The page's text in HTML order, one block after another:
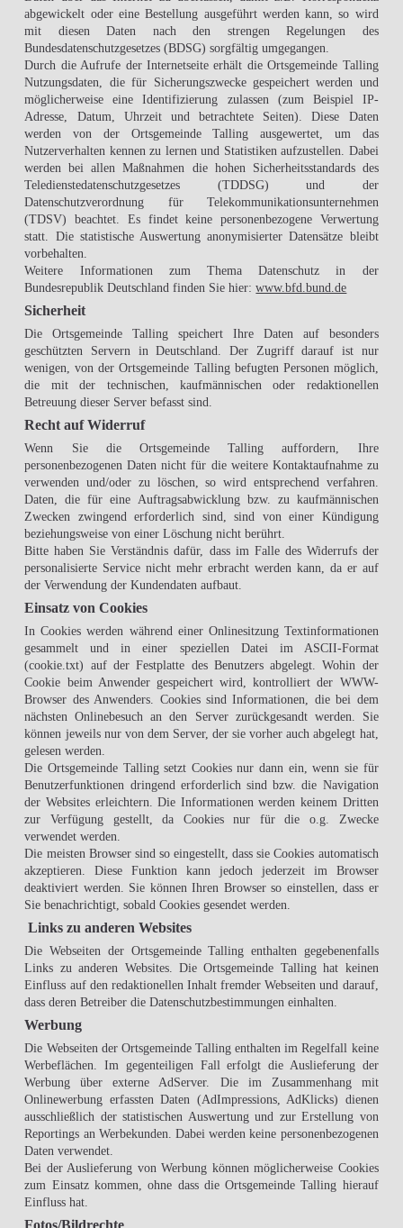
abgewickelt oder eine Bestellung ausgeführt werden kann, so wird
mit diesen Daten nach den strengen Regelungen des
Bundesdatenschutzgesetzes (BDSG) sorgfältig umgegangen.
Durch die Aufrufe der Internetseite erhält die Ortsgemeinde Talling
Nutzungsdaten, die für Sicherungszwecke gespeichert werden und
möglicherweise eine Identifizierung zulassen (zum Beispiel IP-
Adresse, Datum, Uhrzeit und betrachtete Seiten). Diese Daten
werden von der Ortsgemeinde Talling ausgewertet, um das
Nutzerverhalten kennen zu lernen und Statistiken aufzustellen. Dabei
werden bei allen Maßnahmen die hohen Sicherheitsstandards des
Teledienstedatenschutzgesetzes (TDDSG) und der
Datenschutzverordnung für Telekommunikationsunternehmen
(TDSV) beachtet. Es findet keine personenbezogene Verwertung
statt. Die statistische Auswertung anonymisierter Datensätze bleibt
vorbehalten.
Weitere Informationen zum Thema Datenschutz in der
Bundesrepublik Deutschland finden Sie hier:www.bfd.bund.de
Sicherheit
Die Ortsgemeinde Talling speichert Ihre Daten auf besonders
geschützten Servern in Deutschland. Der Zugriff darauf ist nur
wenigen, von der Ortsgemeinde Talling befugten Personen möglich,
die mit der technischen, kaufmännischen oder redaktionellen
Betreuung dieser Server befasst sind.
Recht auf Widerruf
Wenn Sie die Ortsgemeinde Talling auffordern, Ihre
personenbezogenen Daten nicht für die weitere Kontaktaufnahme zu
verwenden und/oder zu löschen, so wird entsprechend verfahren.
Daten, die für eine Auftragsabwicklung bzw. zu kaufmännischen
Zwecken zwingend erforderlich sind, sind von einer Kündigung
beziehungsweise von einer Löschung nicht berührt.
Bitte haben Sie Verständnis dafür, dass im Falle des Widerrufs der
personalisierte Service nicht mehr erbracht werden kann, da er auf
der Verwendung der Kundendaten aufbaut.
Einsatz von Cookies
In Cookies werden während einer Onlinesitzung Textinformationen
gesammelt und in einer speziellen Datei im ASCII-Format
(cookie.txt) auf der Festplatte des Benutzers abgelegt. Wohin der
Cookie beim Anwender gespeichert wird, kontrolliert der WWW-
Browser des Anwenders. Cookies sind Informationen, die bei dem
nächsten Onlinebesuch an den Server zurückgesandt werden. Sie
können jeweils nur von dem Server, der sie vorher auch abgelegt hat,
gelesen werden.
Die Ortsgemeinde Talling setzt Cookies nur dann ein, wenn sie für
Benutzerfunktionen dringend erforderlich sind bzw. die Navigation
der Websites erleichtern. Die Informationen werden keinem Dritten
zur Verfügung gestellt, da Cookies nur für die o.g. Zwecke
verwendet werden.
Die meisten Browser sind so eingestellt, dass sie Cookies automatisch
akzeptieren. Diese Funktion kann jedoch jederzeit im Browser
deaktiviert werden. Sie können Ihren Browser so einstellen, dass er
Sie benachrichtigt, sobald Cookies gesendet werden.
Links zu anderen Websites
Die Webseiten der Ortsgemeinde Talling enthalten gegebenenfalls
Links zu anderen Websites. Die Ortsgemeinde Talling hat keinen
Einfluss auf den redaktionellen Inhalt fremder Webseiten und darauf,
dass deren Betreiber die Datenschutzbestimmungen einhalten.
Werbung
Die Webseiten der Ortsgemeinde Talling enthalten im Regelfall keine
Werbeflächen. Im gegenteiligen Fall erfolgt die Auslieferung der
Werbung über externe AdServer. Die im Zusammenhang mit
Onlinewerbung erfassten Daten (AdImpressions, AdKlicks) dienen
ausschließlich der statistischen Auswertung und zur Erstellung von
Reportings an Werbekunden. Dabei werden keine personenbezogenen
Daten verwendet.
Bei der Auslieferung von Werbung können möglicherweise Cookies
zum Einsatz kommen, ohne dass die Ortsgemeinde Talling hierauf
Einfluss hat.
Fotos/Bildrechte